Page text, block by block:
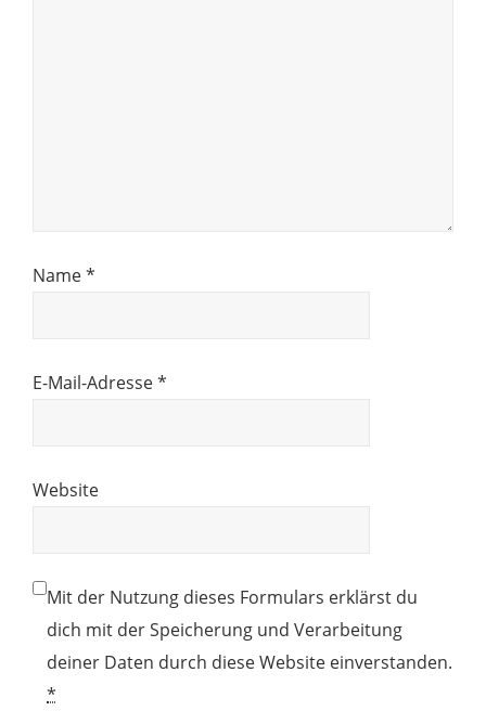
Name*
E-Mail-Adresse*
Website
Mit der Nutzung dieses Formulars erklärst du
dich mit der Speicherung und Verarbeitung
deiner Daten durch diese Website einverstanden.
*